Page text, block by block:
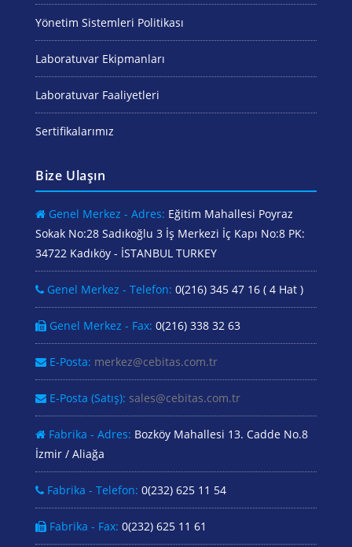
Yönetim Sistemleri Politikası
Laboratuvar Ekipmanları
Laboratuvar Faaliyetleri
Sertifikalarımız
Bize Ulaşın
Genel Merkez - Adres: Eğitim Mahallesi Poyraz
Sokak No:28 Sadıkoğlu 3 İş Merkezi İç Kapı No:8 PK:
34722 Kadıköy - İSTANBUL TURKEY
Genel Merkez - Telefon: 0(216) 345 47 16 ( 4 Hat )
Genel Merkez - Fax: 0(216) 338 32 63
E-Posta: merkez@cebitas.com.tr
E-Posta (Satış): sales@cebitas.com.tr
Fabrika - Adres: Bozköy Mahallesi 13. Cadde No.8
İzmir / Aliağa
Fabrika - Telefon: 0(232) 625 11 54
Fabrika - Fax: 0(232) 625 11 61